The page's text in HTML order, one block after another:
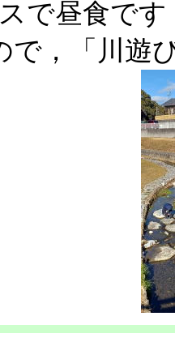
で昼食で
で，「川遊